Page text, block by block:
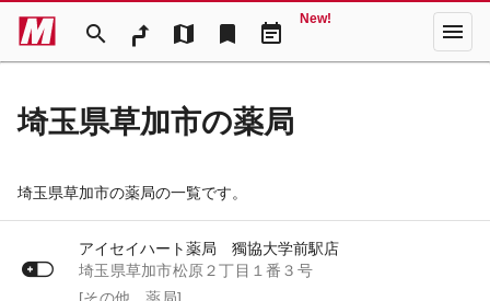
search map bookmark event_note
New! menu
埼玉県草加市の薬局
埼玉県草加市の薬局の一覧です。
アイセイハート薬局 獨協大学前駅店
埼玉県草加市松原２丁目１番３号
[その他 薬局]